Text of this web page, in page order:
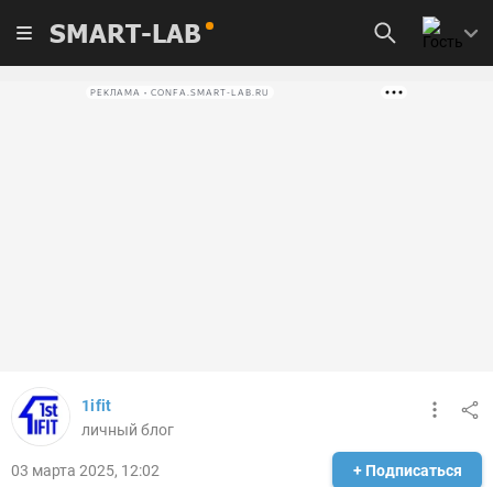
SMART-LAB
РЕКЛАМА • CONFA.SMART-LAB.RU
1ifit
личный блог
03 марта 2025, 12:02 + Подписаться